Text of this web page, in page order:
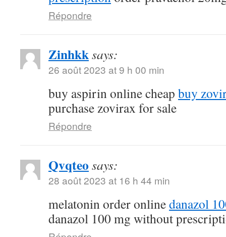
Répondre
Zinhkksays:
26 août 2023 at 9 h 00 min
buy aspirin online cheap buy
purchase zovirax for sale
Répondre
Qvqteo says:
28 août 2023 at 16 h 44 min
melatonin order onlinedanazol
danazol 100 mg without